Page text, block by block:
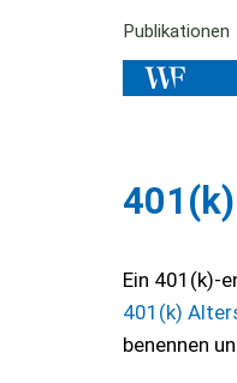
Publikationen
Ein 401(k)-
401(k)
benennen